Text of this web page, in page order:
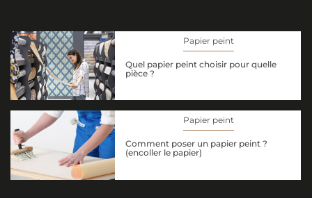
Papier peint
Quel papier peint choisir pour quelle
pièce ?
Papier peint
Comment poser un papier peint ?
(encoller le papier)